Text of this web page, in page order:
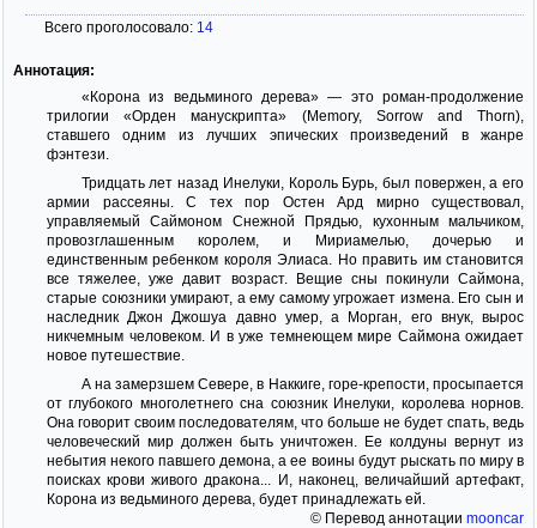
Всего проголосовало: 14
Аннотация:
«Корона из ведьминого дерева» — это роман-продолжение
трилогии «Орден манускрипта» (Memory, Sorrow and Thorn),
ставшего одним из лучших эпических произведений в жанре
фэнтези.
Тридцать лет назад Инелуки, Король Бурь, был повержен, а его
армии рассеяны. С тех пор Остен Ард мирно существовал,
управляемый Саймоном Снежной Прядью, кухонным мальчиком,
провозглашенным королем, и Мириамелью, дочерью и
единственным ребенком короля Элиаса. Но править им становится
все тяжелее, уже давит возраст. Вещие сны покинули Саймона,
старые союзники умирают, а ему самому угрожает измена. Его сын и
наследник Джон Джошуа давно умер, а Морган, его внук, вырос
никчемным человеком. И в уже темнеющем мире Саймона ожидает
новое путешествие.
А на замерзшем Севере, в Наккиге, горе-крепости, просыпается
от глубокого многолетнего сна союзник Инелуки, королева норнов.
Она говорит своим последователям, что больше не будет спать, ведь
человеческий мир должен быть уничтожен. Ее колдуны вернут из
небытия некого павшего демона, а ее воины будут рыскать по миру в
поисках крови живого дракона... И, наконец, величайший артефакт,
Корона из ведьминого дерева, будет принадлежать ей.
© Перевод аннотации mooncar